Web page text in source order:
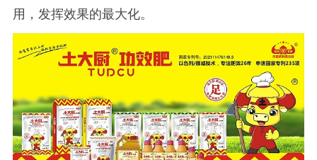
用，发挥效果的最大化。